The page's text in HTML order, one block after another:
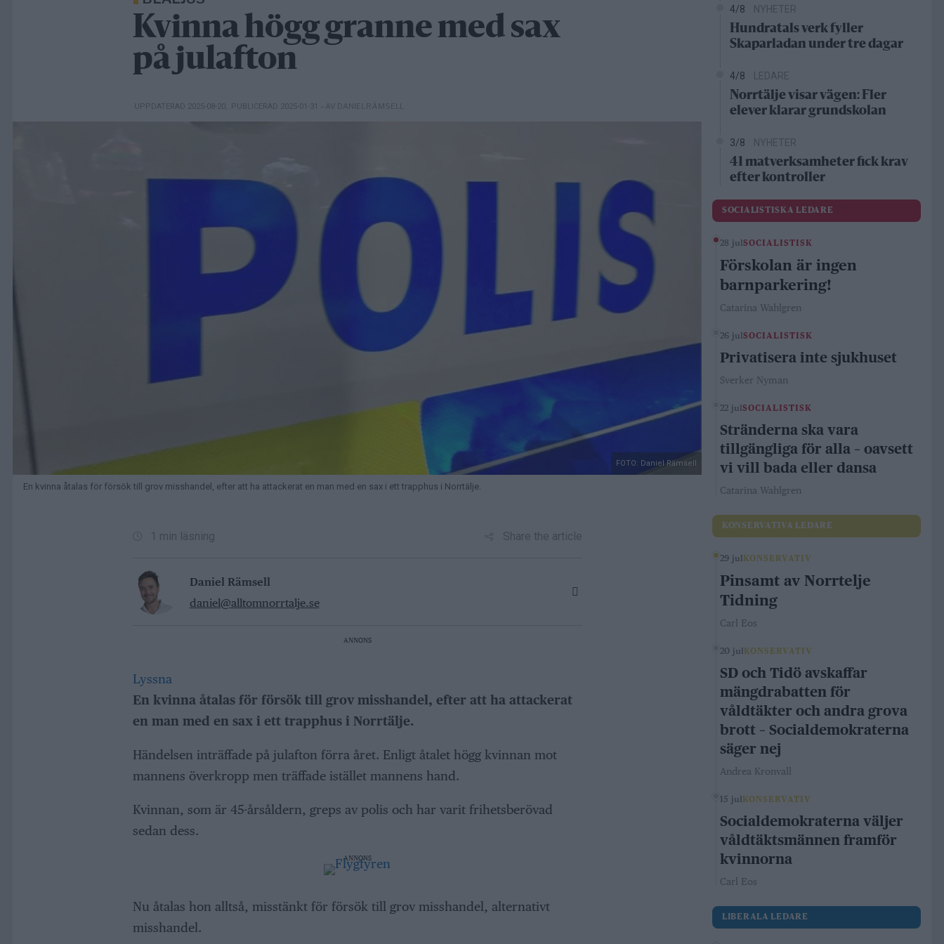
Kvinna högg granne med sax
på julafton
UPPDATERAD 2025-08-20, PUBLICERAD 2025-01-31 – AV DANIEL RÄMSELL
FOTO: Daniel Rämsell
En kvinna åtalas för försök till grov misshandel, efter att ha attackerat en man med en sax i ett trapphus i Norrtälje.
1 min läsning Share the article
Daniel Rämsell
daniel@alltomnorrtalje.se
ANNONS
Lyssna
En kvinna åtalas för försök till grov misshandel, efter att ha attackerat
en man med en sax i ett trapphus i Norrtälje.
Händelsen inträffade på julafton förra året. Enligt åtalet högg kvinnan mot
mannens överkropp men träffade istället mannens hand.
Kvinnan, som är 45-årsåldern, greps av polis och har varit frihetsberövad
sedan dess.
ANNONS
Nu åtalas hon alltså, misstänkt för försök till grov misshandel, alternativt
misshandel.
4/8 NYHETER
Hundratals verk fyller
Skaparladan under tre dagar
4/8 LEDARE
Norrtälje visar vägen: Fler
elever klarar grundskolan
3/8 NYHETER
41 matverksamheter fick krav
efter kontroller
SOCIALISTISKA LEDARE
28 julSOCIALISTISK
Förskolan är ingen
barnparkering!
Catarina Wahlgren
26 julSOCIALISTISK
Privatisera inte sjukhuset
Sverker Nyman
22 julSOCIALISTISK
Stränderna ska vara
tillgängliga för alla – oavsett
vi vill bada eller dansa
Catarina Wahlgren
KONSERVATIVA LEDARE
29 jul KONSERVATIV
Pinsamt av Norrtelje
Tidning
Carl Eos
20 jul KONSERVATIV
SD och Tidö avskaffar
mängdrabatten för
våldtäkter och andra grova
brott – Socialdemokraterna
säger nej
Andrea Kronvall
15 jul KONSERVATIV
Socialdemokraterna väljer
våldtäktsmännen framför
kvinnorna
Carl Eos
LIBERALA LEDARE